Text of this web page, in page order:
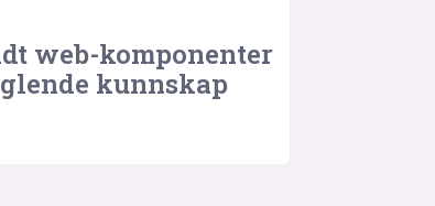
web-komponenter
kunnskap